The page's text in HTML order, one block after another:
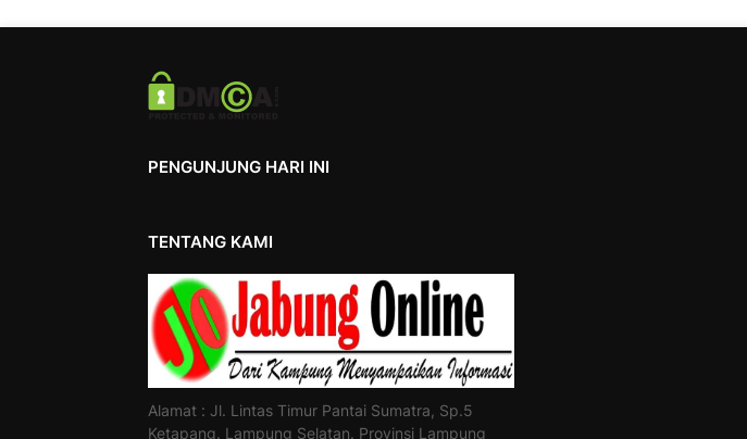
PENGUNJUNG HARI INI
TENTANG KAMI
Alamat : Jl. Lintas Timur Pantai Sumatra, Sp.5
Ketapang. Lampung Selatan. Provinsi Lampung